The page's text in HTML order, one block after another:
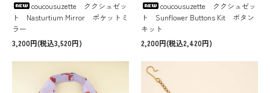
coucousuzette ククシュゼッ
ト Nasturtium Mirror ポケットミ
ラー
3,200円(税込3,520円)
coucousuzette ククシュゼッ
ト Sunflower Buttons Kit ボタン
キット
2,200円(税込2,420円)